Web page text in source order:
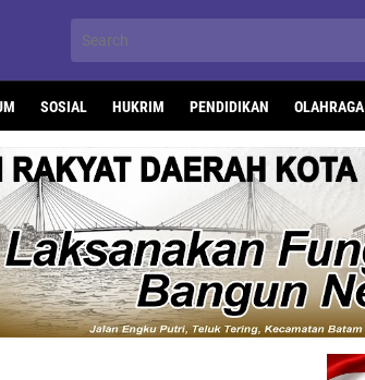
SOSIAL HUKRIM PENDIDIKAN OLAHRAGA